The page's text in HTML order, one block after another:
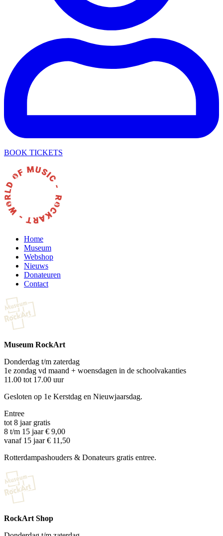
BOOK TICKETS
Home
Museum
Webshop
Nieuws
Donateuren
Contact
Museum RockArt
Donderdag t/m zaterdag
1e zondag vd maand + woensdagen in de schoolvakanties
11.00 tot 17.00 uur
Gesloten op 1e Kerstdag en Nieuwjaarsdag.
Entree
tot 8 jaar gratis
8 t/m 15 jaar € 9,00
vanaf 15 jaar € 11,50
Rotterdampashouders & Donateurs gratis entree.
RockArt Shop